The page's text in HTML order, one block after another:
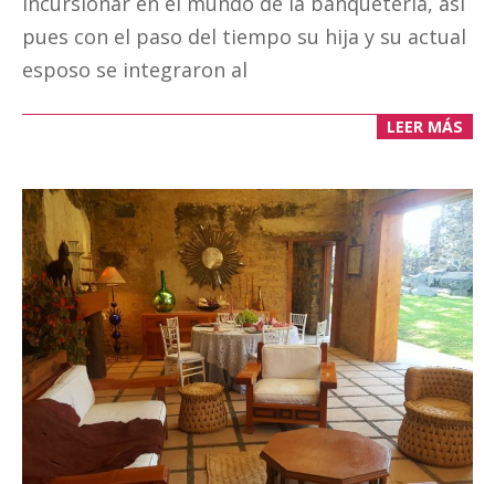
pues con el paso del tiempo su hija y su actual
esposo se integraron al
LEER MÁS